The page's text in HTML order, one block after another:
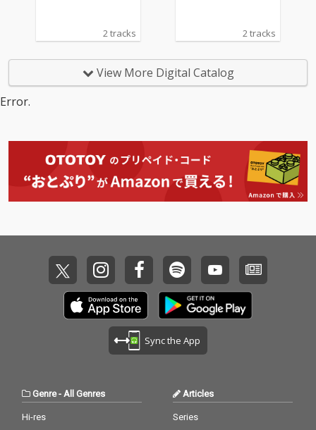
2 tracks 2 tracks
View More Digital Catalog
Error.
Sync the App
Genre-All Genres
Hi-res
Articles
Series